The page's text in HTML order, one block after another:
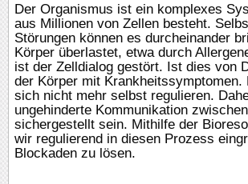
Der Organismus ist ein komplexes
aus Millionen von Zellen besteht.
Störungen können es durcheinander
Körper überlastet, etwa durch
ist der Zelldialog gestört. Ist dies von
der Körper mit Krankheitssymptomen.
sich nicht mehr selbst regulieren.
ungehinderte Kommunikation
sichergestellt sein. Mithilfe der
wir regulierend in diesen Prozess
Blockaden zu lösen.